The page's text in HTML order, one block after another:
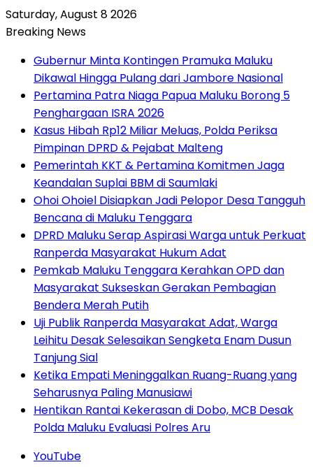
Saturday, August 8 2026
Breaking News
Gubernur Minta Kontingen Pramuka Maluku
Dikawal Hingga Pulang dari Jambore Nasional
Pertamina Patra Niaga Papua Maluku Borong 5
Penghargaan ISRA 2026
Kasus Hibah Rp12 Miliar Meluas, Polda Periksa
Pimpinan DPRD & Pejabat Malteng
Pemerintah KKT & Pertamina Komitmen Jaga
Keandalan Suplai BBM di Saumlaki
Ohoi Ohoiel Disiapkan Jadi Pelopor Desa Tangguh
Bencana di Maluku Tenggara
DPRD Maluku Serap Aspirasi Warga untuk Perkuat
Ranperda Masyarakat Hukum Adat
Pemkab Maluku Tenggara Kerahkan OPD dan
Masyarakat Sukseskan Gerakan Pembagian
Bendera Merah Putih
Uji Publik Ranperda Masyarakat Adat, Warga
Leihitu Desak Selesaikan Sengketa Enam Dusun
Tanjung Sial
Ketika Empati Meninggalkan Ruang-Ruang yang
Seharusnya Paling Manusiawi
Hentikan Rantai Kekerasan di Dobo, MCB Desak
Polda Maluku Evaluasi Polres Aru
YouTube